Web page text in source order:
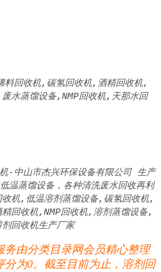
料回收机,碳氢回收机,酒精回收机,
水蒸馏设备,NMP回收机,天那水回
-中山市杰兴环保设备有限公司 生产
温蒸馏设备，各种清洗废水回收再利
机,低温溶剂蒸馏设备,碳氢回收机,
回收机,NMP回收机,溶剂蒸馏设备,
回收机生产厂家
由分类目录网会员精心整理
分为0。截至目前为止，溶剂回